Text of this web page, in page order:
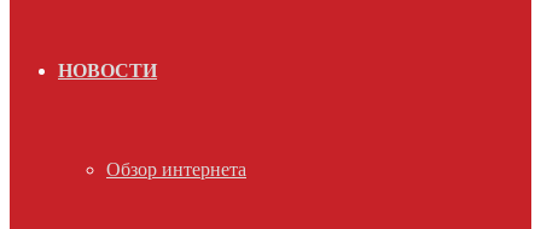
НОВОСТИ
Обзор интернета